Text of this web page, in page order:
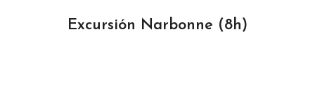
Excursión Narbonne (8h)